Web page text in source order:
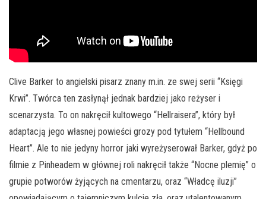
Clive Barker to angielski pisarz znany m.in. ze swej serii “Księgi
Krwi”. Twórca ten zasłynął jednak bardziej jako reżyser i
scenarzysta. To on nakręcił kultowego “Hellraisera”, który był
adaptacją jego własnej powieści grozy pod tytułem “Hellbound
Heart”. Ale to nie jedyny horror jaki wyreżyserował Barker, gdyż po
filmie z Pinheadem w głównej roli nakręcił także “Nocne plemię” o
grupie potworów żyjących na cmentarzu, oraz “Władcę iluzji”